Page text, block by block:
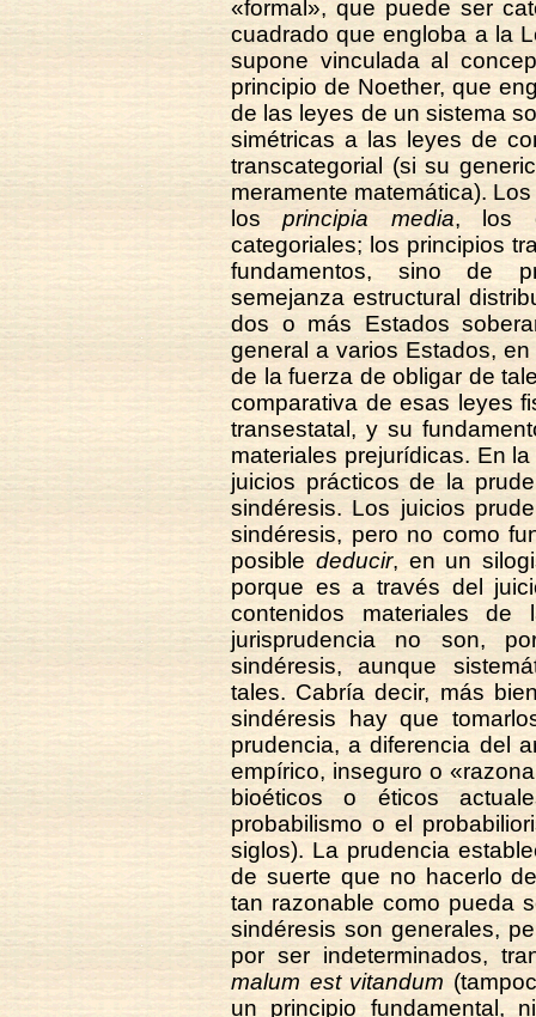
«formal», que puede ser
cuadrado que engloba a la
supone vinculada al
principio de Noether, que
de las leyes de un sistema
simétricas a las leyes de
transcategorial (si su
meramente matemática).
losprincipia media, los
categoriales; los principios
fundamentos, sino de
semejanza estructural
dos o más Estados
general a varios Estados,
de la fuerza de obligar de
comparativa de esas leyes
transestatal, y su
materiales prejurídicas. En
juicios prácticos de la
sindéresis. Los juicios
sindéresis, pero no como
posible deducir, en un
porque es a través del
contenidos materiales
jurisprudencia no son,
sindéresis, aunque
tales. Cabría decir, más
sindéresis hay que
prudencia, a diferencia del
empírico, inseguro o
bioéticos o éticos
probabilismo o el
siglos). La prudencia
de suerte que no hacerlo
tan razonable como pueda
sindéresis son generales,
por ser indeterminados,
malum est vitandum
un principio fundamental,